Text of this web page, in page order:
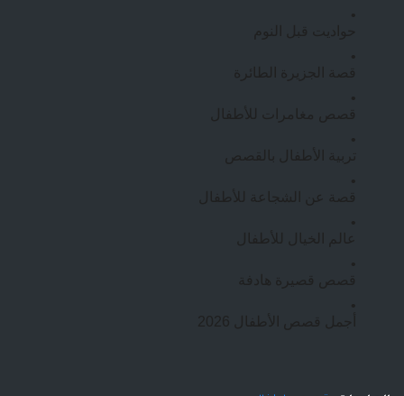
حواديت قبل النوم
قصة الجزيرة الطائرة
قصص مغامرات للأطفال
تربية الأطفال بالقصص
قصة عن الشجاعة للأطفال
عالم الخيال للأطفال
قصص قصيرة هادفة
أجمل قصص الأطفال 2026